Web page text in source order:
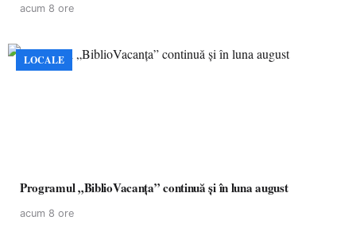
acum 8 ore
LOCALE
Programul „BiblioVacanța” continuă și în luna august
acum 8 ore